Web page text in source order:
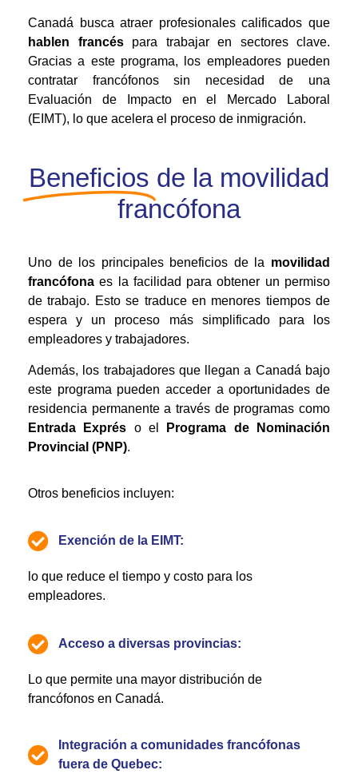
Canadá busca atraer profesionales calificados que
hablen francéspara trabajar en sectores clave.
Gracias a este programa, los empleadores pueden
contratar francófonos sin necesidad de una
Evaluación de Impacto en el Mercado Laboral
(EIMT), lo que acelera el proceso de inmigración.
Beneficios de la movilidad
francófona
Uno de los principales beneficios de la movilidad
francófona es la facilidad para obtener un permiso
de trabajo. Esto se traduce en menores tiempos de
espera y un proceso más simplificado para los
empleadores y trabajadores.
Además, los trabajadores que llegan a Canadá bajo
este programa pueden acceder a oportunidades de
residencia permanente a través de programas como
Entrada Exprés o el
Programa de Nominación
Provincial (PNP).
Otros beneficios incluyen:
Exención de la EIMT:
lo que reduce el tiempo y costo para los
empleadores.
Acceso a diversas provincias:
Lo que permite una mayor distribución de
francófonos en Canadá.
Integración a comunidades francófonas
fuera de Quebec: